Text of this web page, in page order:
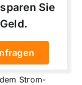
Sie
Strom-